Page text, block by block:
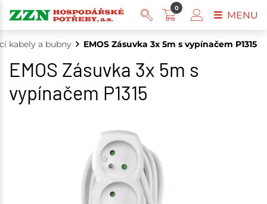
kabely a bubny EMOS Zásuvka 3x 5m s vypínačem P1315
EMOS Zásuvka 3x 5m s
vypínačem P1315
0
MENU